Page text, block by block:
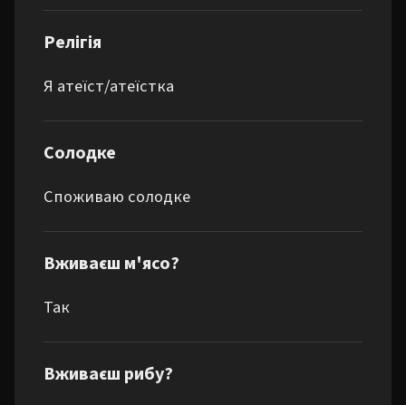
Релігія
Я атеїст/атеїстка
Солодке
Споживаю солодке
Вживаєш м'ясо?
Так
Вживаєш рибу?